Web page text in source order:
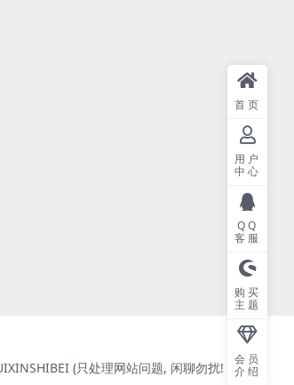
(只处理网站问题, 闲聊勿扰! )
首页
用户
中心
QQ
客服
购买
主题
会员
介绍